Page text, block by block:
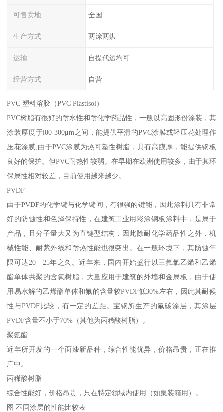
可售卖地 全国
生产方式 两涂两烘
运输 自提代运均可
经营方式 自营
PVC 塑料溶胶（PVC Plastisol）
PVC树脂有很好的耐水性和耐化学药品性，一般以高固形份涂装，其
涂装厚度于l00-300μm之间，能提供平滑的PVC涂膜或轻压花处理作
压花涂膜;由于PVC涂膜为热可塑性树脂，具有高膜厚，能提供钢板
良好的保护。但PVC耐热性较弱。在早期在欧洲使用较多，由于其环
保属性相对较差，目前使用越来越少。
PVDF
由于PVDF的化学键与化学键间，有很强的键能，因此涂料具有非常
好的防蚀性和色泽保持性，在建筑工业用彩涂钢板涂料中，是属于
产品，且分子量大又为直键型结构，因此除耐化学药品性之外，机
械性能、耐紫外线和耐热性能也很突出。在一般环境下，其防蚀年
限可达20—25年之久。近年来，国内开始盛行以三氟氯乙烯和乙烯
酯单体共聚的含氟树脂，大量应用于建筑的外墙和金属板，由于使
用易水解的乙烯酯单体和氟的含量较PVDF低30%左右，因此其耐候
性与PVDF比较，有一定的差距。宝钢所生产的氟碳涂层，其涂层
PVDF含量不小于70%（其他为丙稀酸树脂）。
聚氨酯
近年所开发的一个面漆新品种，综合性能优异，价格昂贵，正在推
广中。
丙稀酸树脂
综合性能好，价格昂贵，只在特定领域内使用（如集装箱用）。
图 不同涂层的性能比较表